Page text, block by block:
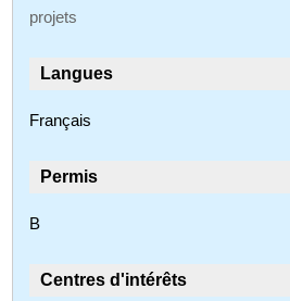
projets
Langues
Français
Permis
B
Centres d'intérêts